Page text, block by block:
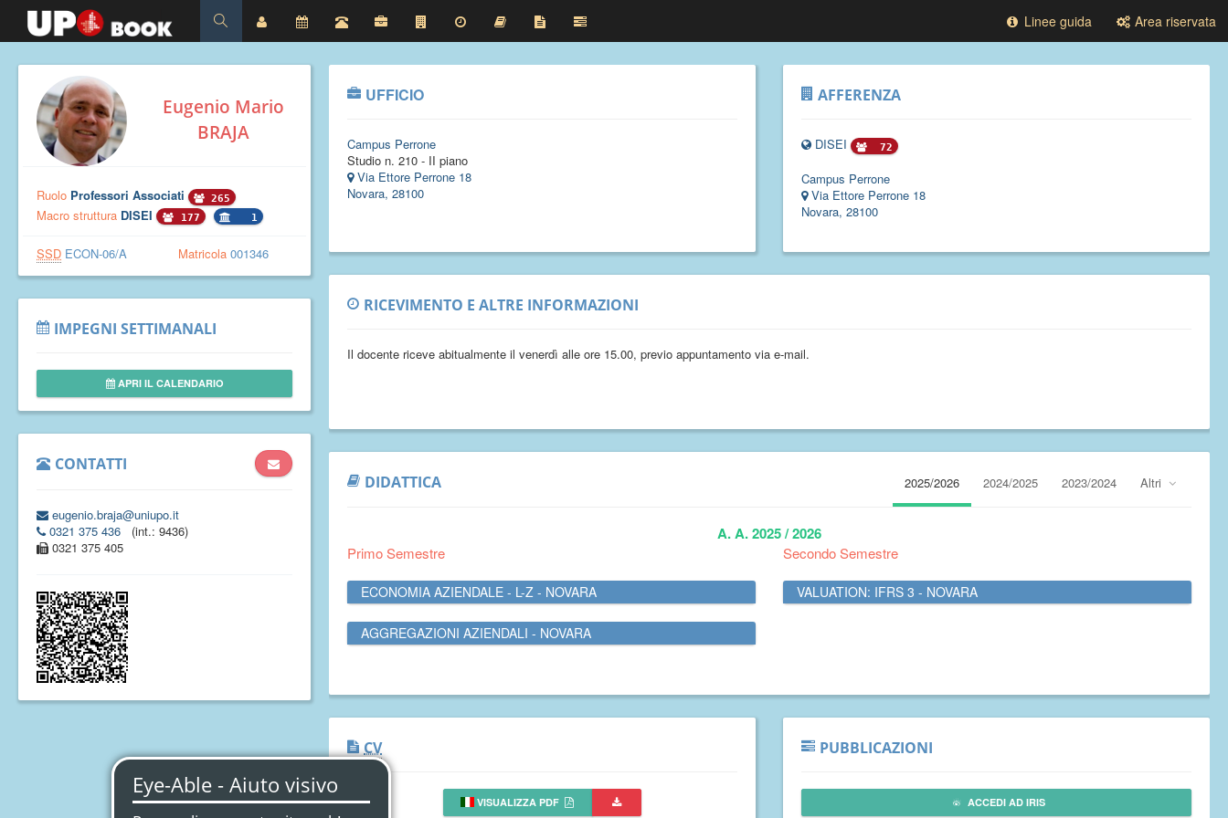
Linee guida Area riservata
Eugenio Mario
BRAJA
Ruolo Professori Associati 265
Macro struttura DISEI 177 1
SSD ECON-06/A Matricola 001346
IMPEGNI SETTIMANALI
APRI IL CALENDARIO
CONTATTI
eugenio.braja@uniupo.it
0321 375 436
(int.: 9436)
0321 375 405
UFFICIO
Campus Perrone
Studio n. 210 - II piano
Via Ettore Perrone 18
Novara, 28100
AFFERENZA
DISEI 72
Campus Perrone
Via Ettore Perrone 18
Novara, 28100
RICEVIMENTO E ALTRE INFORMAZIONI
Il docente riceve abitualmente il venerdì alle ore 15.00, previo appuntamento via e-mail.
DIDATTICA 2025/2026 2024/2025 2023/2024 Altri
A. A. 2025 / 2026
Primo Semestre
ECONOMIA AZIENDALE - L-Z - NOVARA
AGGREGAZIONI AZIENDALI - NOVARA
Secondo Semestre
VALUATION: IFRS 3 - NOVARA
CV
VISUALIZZA PDF
PUBBLICAZIONI
ACCEDI AD IRIS